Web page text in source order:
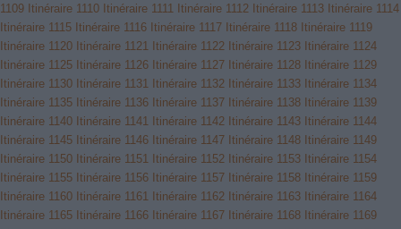
1109 Itinéraire 1110 Itinéraire 1111 Itinéraire 1112 Itinéraire 1113 Itinéraire 1114
Itinéraire 1115 Itinéraire 1116 Itinéraire 1117 Itinéraire 1118 Itinéraire 1119
Itinéraire 1120 Itinéraire 1121 Itinéraire 1122 Itinéraire 1123 Itinéraire 1124
Itinéraire 1125 Itinéraire 1126 Itinéraire 1127 Itinéraire 1128 Itinéraire 1129
Itinéraire 1130 Itinéraire 1131 Itinéraire 1132 Itinéraire 1133 Itinéraire 1134
Itinéraire 1135 Itinéraire 1136 Itinéraire 1137 Itinéraire 1138 Itinéraire 1139
Itinéraire 1140 Itinéraire 1141 Itinéraire 1142 Itinéraire 1143 Itinéraire 1144
Itinéraire 1145 Itinéraire 1146 Itinéraire 1147 Itinéraire 1148 Itinéraire 1149
Itinéraire 1150 Itinéraire 1151 Itinéraire 1152 Itinéraire 1153 Itinéraire 1154
Itinéraire 1155 Itinéraire 1156 Itinéraire 1157 Itinéraire 1158 Itinéraire 1159
Itinéraire 1160 Itinéraire 1161 Itinéraire 1162 Itinéraire 1163 Itinéraire 1164
Itinéraire 1165 Itinéraire 1166 Itinéraire 1167 Itinéraire 1168 Itinéraire 1169